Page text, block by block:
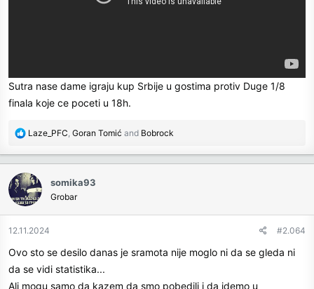
Sutra nase dame igraju kup Srbije u gostima protiv Duge 1/8
finala koje ce poceti u 18h.
R
a
c
t
i
n
Laze_PFC Goran Tomić and Bobrock
somika93
Grobar
12.11.2024 #2.064
Ovo sto se desilo danas je sramota nije moglo ni da se gleda ni
da se vidi statistika...
Ali mogu samo da kazem da smo pobedili i da idemo u